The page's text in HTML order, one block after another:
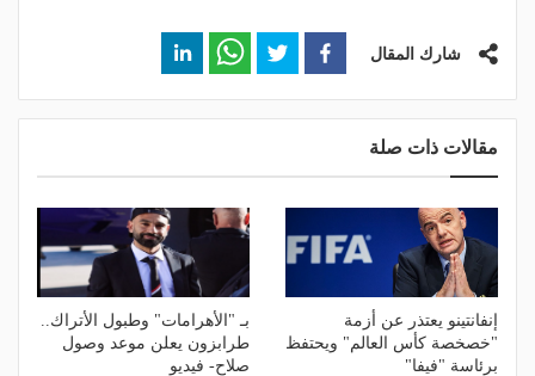
شارك المقال
مقالات ذات صلة
إنفانتينو يعتذر عن أزمة
"خصخصة كأس العالم" ويحتفظ
برئاسة "فيفا"
بـ "الأهرامات" وطبول الأتراك..
طرابزون يعلن موعد وصول
صلاح- فيديو